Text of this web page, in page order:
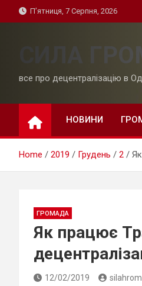
to
П’ятниця, 7 Серпня, 2026
СИЛА
все про децентралізацію в
НОВИНИ
Home 2019 Грудень 2
ГРОМАДА
Як працює
12/02/2019